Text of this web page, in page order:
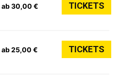
ab 30,00 € TICKETS
ab 25,00 € TICKETS